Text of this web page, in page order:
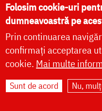
WIDGET DOXOLOGIA
RADIO DOXOLOGIA
Folosim cookie-uri
dumneavoastră pe
Prin continuarea
confirmați acceptarea
cookie. Mai multe
Sunt de acord Nu,